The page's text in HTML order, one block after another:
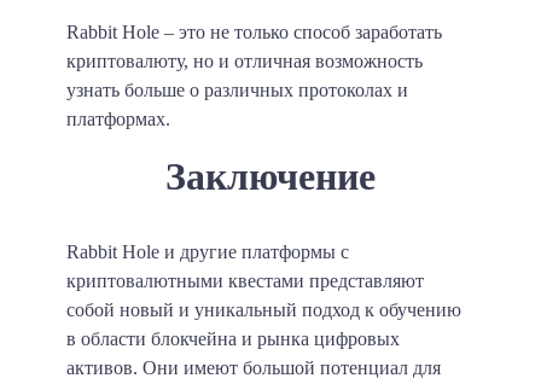
Rabbit Hole – это не только способ заработать
криптовалюту, но и отличная возможность
узнать больше о различных протоколах и
платформах.
Заключение
Rabbit Hole и другие платформы с
криптовалютными квестами представляют
собой новый и уникальный подход к обучению
в области блокчейна и рынка цифровых
активов. Они имеют большой потенциал для